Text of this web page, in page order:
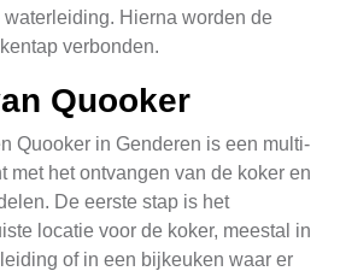
Hierna worden de
verbonden.
Quooker
Quooker in Genderen is een multi-
met het ontvangen van de koker en
De eerste stap is het
locatie voor de koker, meestal in
of in een bijkeuken waar er